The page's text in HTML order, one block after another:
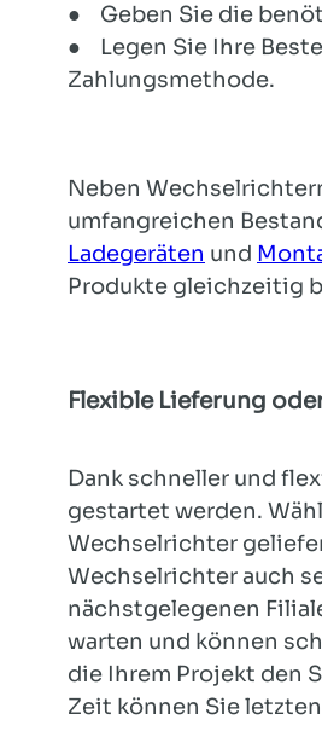
● Geben Sie die
● Legen Sie Ihre
Zahlungsmethode.
Neben
umfangreichen
Ladegeräten und
Produkte gleichzeitig
Flexible Lieferung
Dank schneller und
gestartet werden.
Wechselrichter
Wechselrichter auch
nächstgelegenen
warten und können
die Ihrem Projekt den
Zeit können Sie